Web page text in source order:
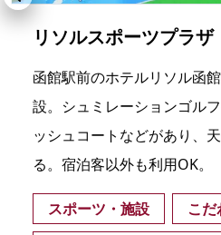
リソルスポーツプラザ
函館駅前のホテルリソル函
設。シュミレーションゴル
ッシュコートなどがあり、
る。宿泊客以外も利用OK。
スポーツ・施設
こ